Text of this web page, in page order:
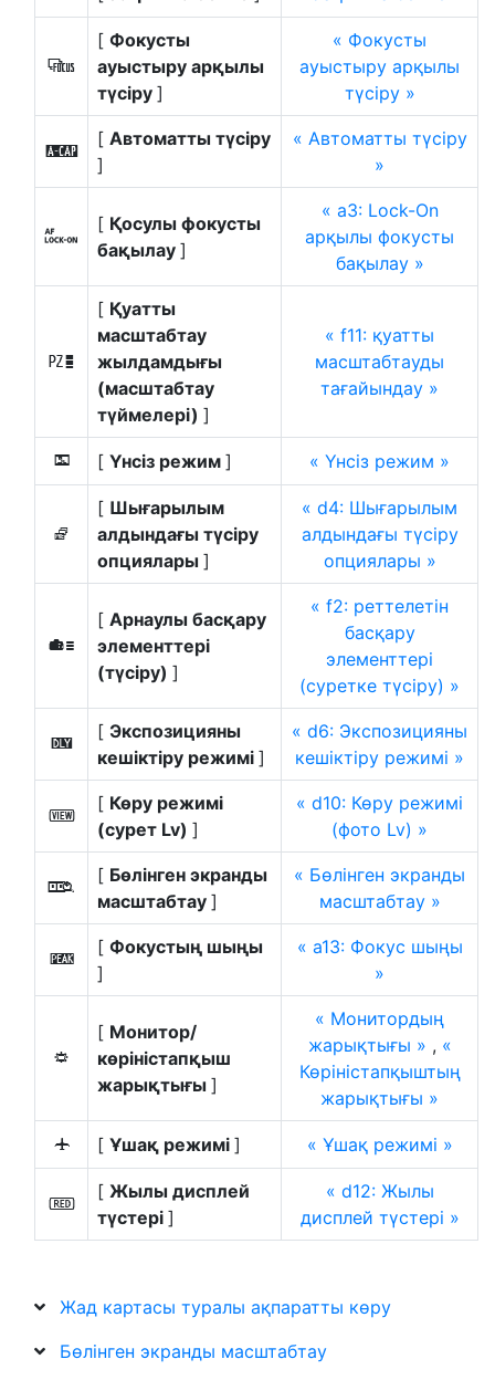
9
[ Фокусты
ауыстыру арқылы
түсіру ]
Фокусты
ауыстыру арқылы
түсіру
X
[ Автоматты түсіру
]
Автоматты түсіру
F
[ Қосулы фокусты
бақылау ]
a3: Lock-On
арқылы фокусты
бақылау
v
[ Қуатты
масштабтау
жылдамдығы
(масштабтау
түймелері) ]
f11: қуатты
масштабтауды
тағайындау
L [ Үнсіз режим ] Үнсіз режим
j
[ Шығарылым
алдындағы түсіру
опциялары ]
d4: Шығарылым
алдындағы түсіру
опциялары
w
[ Арнаулы басқару
элементтері
(түсіру) ]
f2: реттелетін
басқару
элементтері
(суретке түсіру)
z
[ Экспозицияны
кешіктіру режимі ]
d6: Экспозицияны
кешіктіру режимі
m
[ Көру режимі
(сурет Lv) ]
d10: Көру режимі
(фото Lv)
z
[ Бөлінген экранды
масштабтау ]
Бөлінген экранды
масштабтау
W
[ Фокустың шыңы
]
a13: Фокус шыңы
3
[ Монитор/
көріністапқыш
жарықтығы ]
Монитордың
жарықтығы
,
Көріністапқыштың
жарықтығы
u [ Ұшақ режимі ] Ұшақ режимі
v
[ Жылы дисплей
түстері ]
d12: Жылы
дисплей түстері
Жад картасы туралы ақпаратты көру
Бөлінген экранды масштабтау